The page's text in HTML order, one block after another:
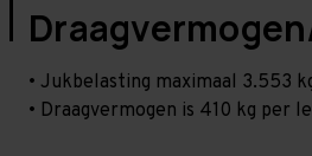
• Jukbelasting maximaal 3.553
• Draagvermogen is 410 kg per